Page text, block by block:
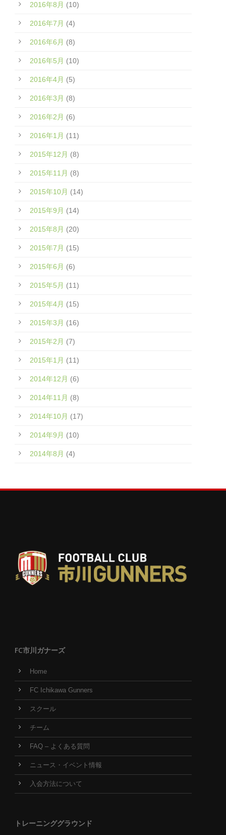
2016年8月 (10)
2016年7月 (4)
2016年6月 (8)
2016年5月 (10)
2016年4月 (5)
2016年3月 (8)
2016年2月 (6)
2016年1月 (11)
2015年12月 (8)
2015年11月 (8)
2015年10月 (14)
2015年9月 (14)
2015年8月 (20)
2015年7月 (15)
2015年6月 (6)
2015年5月 (11)
2015年4月 (15)
2015年3月 (16)
2015年2月 (7)
2015年1月 (11)
2014年12月 (6)
2014年11月 (8)
2014年10月 (17)
2014年9月 (10)
2014年8月 (4)
FC市川ガナーズ
Home
FC Ichikawa Gunners
スクール
チーム
FAQ – よくある質問
ニュース・イベント情報
入会方法について
トレーニンググラウンド